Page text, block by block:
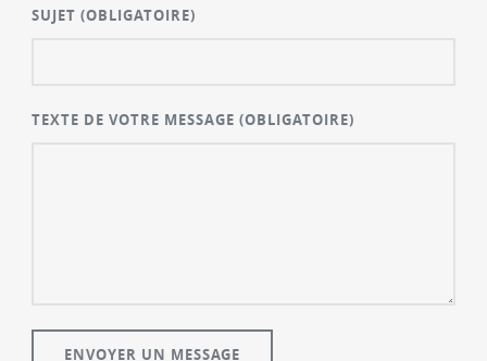
SUJET(OBLIGATOIRE)
TEXTE DE VOTRE MESSAGE(OBLIGATOIRE)